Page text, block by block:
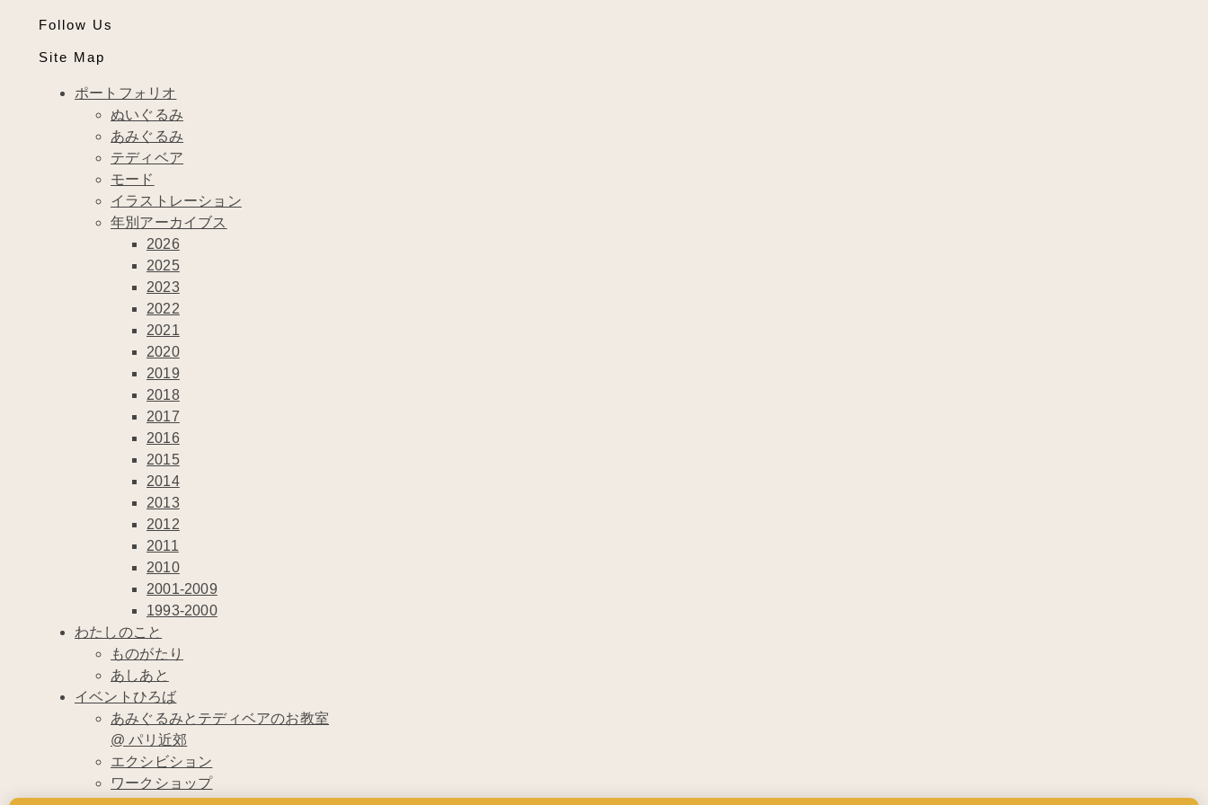
Follow Us
Site Map
ポートフォリオ
ぬいぐるみ
あみぐるみ
テディベア
モード
イラストレーション
年別アーカイブス
2026
2025
2023
2022
2021
2020
2019
2018
2017
2016
2015
2014
2013
2012
2011
2010
2001-2009
1993-2000
わたしのこと
ものがたり
あしあと
イベントひろば
あみぐるみとテディベアのお教室
@ パリ近郊
エクシビション
ワークショップ